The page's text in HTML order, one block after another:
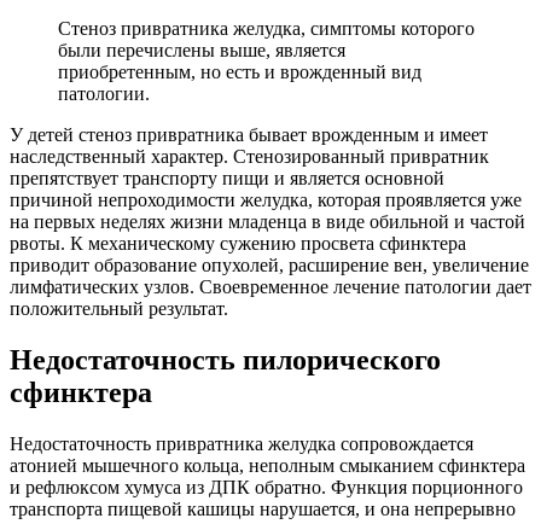
Стеноз привратника желудка, симптомы которого
были перечислены выше, является
приобретенным, но есть и врожденный вид
патологии.
У детей стеноз привратника бывает врожденным и имеет
наследственный характер. Стенозированный привратник
препятствует транспорту пищи и является основной
причиной непроходимости желудка, которая проявляется уже
на первых неделях жизни младенца в виде обильной и частой
рвоты. К механическому сужению просвета сфинктера
приводит образование опухолей, расширение вен, увеличение
лимфатических узлов. Своевременное лечение патологии дает
положительный результат.
Недостаточность пилорического
сфинктера
Недостаточность привратника желудка сопровождается
атонией мышечного кольца, неполным смыканием сфинктера
и рефлюксом хумуса из ДПК обратно. Функция порционного
транспорта пищевой кашицы нарушается, и она непрерывно